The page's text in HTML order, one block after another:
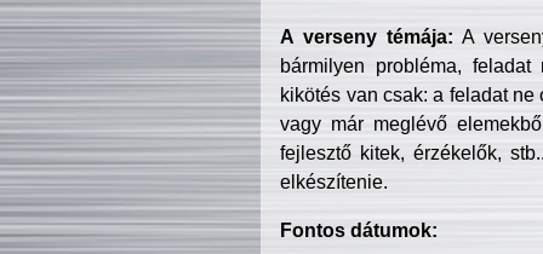
A verseny témája: A
bármilyen probléma, feladat
kikötés van csak: a feladat
vagy már meglévő
fejlesztő kitek, érzékelők,
elkészítenie.
Fontos dátumok: